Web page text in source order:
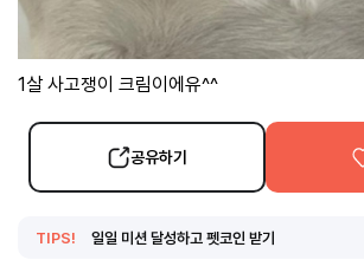
1살 사고쟁이 크림이에유^^
공유하기
TIPS! 일일 미션 달성하고 펫코인 받기